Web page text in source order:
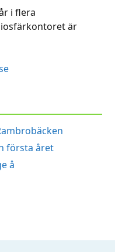
i flera
är
första året
å